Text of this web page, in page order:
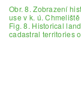
Obr. 8. Zobrazení
use v k. ú.
Fig. 8. Historical
cadastral territories